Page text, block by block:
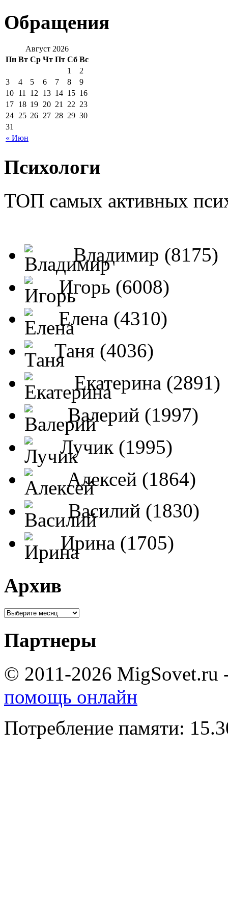
Обращения
Август 2026
Пн Вт Ср Чт Пт Сб Вс
« Июн
1
2
3
4 5 6 7 8
9
10 11 12 13 14 15 16
17 18 19 20 21 22 23
24 25 26 27 28 29 30
31
Психологи
ТОП самых активных
Владимир (8175)
Игорь (6008)
Елена (4310)
Таня (4036)
Екатерина (2891)
Валерий (1997)
Лучик (1995)
Алексей (1864)
Василий (1830)
Ирина (1705)
Архив
Партнеры
© 2011-2026 MigSovet.ru
помощь онлайн
Потребление памяти: